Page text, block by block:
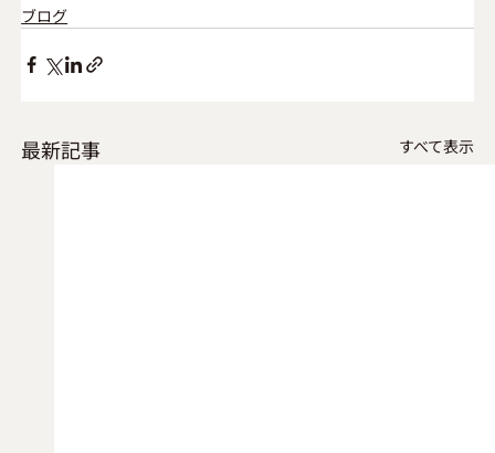
ブログ
最新記事 すべて表示